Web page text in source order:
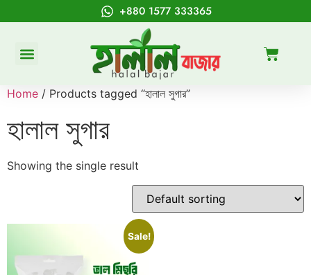
+880 1577 333365
Home / Products tagged “হালাল সুগার”
হালাল সুগার
Showing the single result
Sale!